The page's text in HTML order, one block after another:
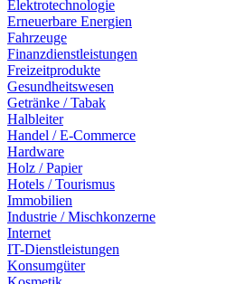
Elektrotechnologie
Erneuerbare Energien
Fahrzeuge
Finanzdienstleistungen
Freizeitprodukte
Gesundheitswesen
Getränke / Tabak
Halbleiter
Handel / E-Commerce
Hardware
Holz / Papier
Hotels / Tourismus
Immobilien
Industrie / Mischkonzerne
Internet
IT-Dienstleistungen
Konsumgüter